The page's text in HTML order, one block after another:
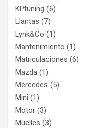
KPtuning (6)
Llantas (7)
Lynk&Co (1)
Mantenimiento (1)
Matriculaciones (6)
Mazda (1)
Mercedes (5)
Mini (1)
Motor (3)
Muelles (3)